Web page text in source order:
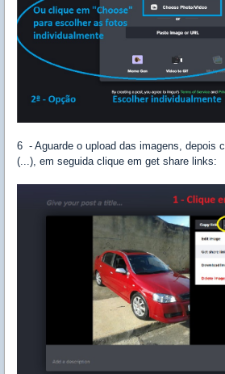
6 - Aguarde o upload das imagens, depois
(...), em seguida clique em get share links: